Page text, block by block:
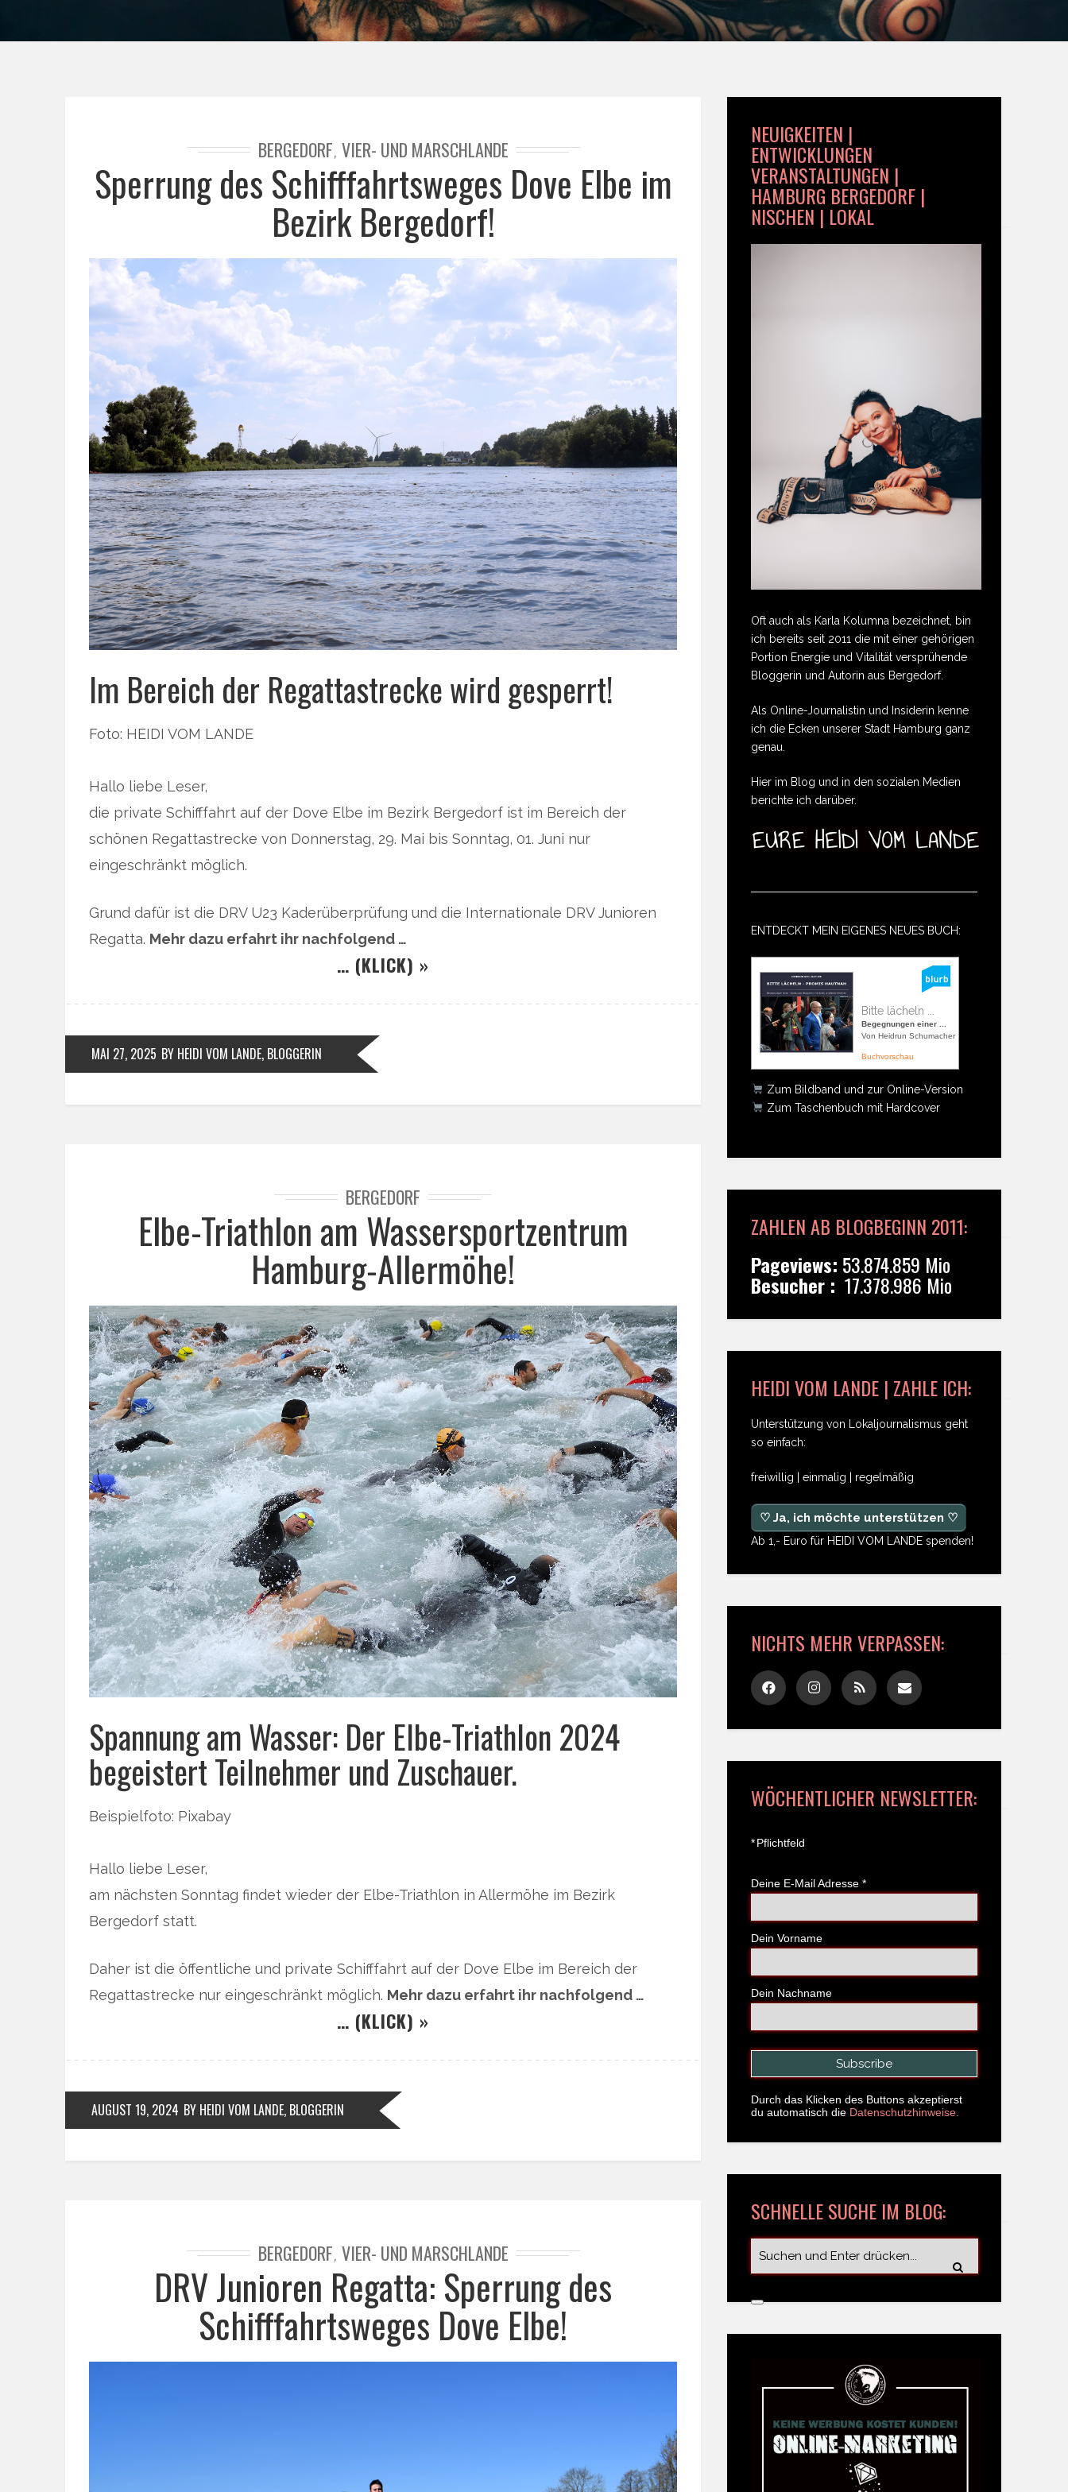
BERGEDORF, VIER- UND MARSCHLANDE
Sperrung des Schifffahrtsweges Dove Elbe im
Bezirk Bergedorf!
Im Bereich der Regattastrecke wird gesperrt!
Foto: HEIDI VOM LANDE
Hallo liebe Leser,
die private Schifffahrt auf der Dove Elbe im Bezirk Bergedorf ist im Bereich der
schönen Regattastrecke von Donnerstag, 29. Mai bis Sonntag, 01. Juni nur
eingeschränkt möglich.
Grund dafür ist die DRV U23 Kaderüberprüfung und die Internationale DRV Junioren
Regatta. Mehr dazu erfahrt ihr nachfolgend …
… (KLICK) »
MAI 27, 2025 BY HEIDI VOM LANDE, BLOGGERIN
BERGEDORF
Elbe-Triathlon am Wassersportzentrum
Hamburg-Allermöhe!
Spannung am Wasser: Der Elbe-Triathlon 2024
begeistert Teilnehmer und Zuschauer.
Beispielfoto: Pixabay
Hallo liebe Leser,
am nächsten Sonntag findet wieder der Elbe-Triathlon in Allermöhe im Bezirk
Bergedorf statt.
Daher ist die öffentliche und private Schifffahrt auf der Dove Elbe im Bereich der
Regattastrecke nur eingeschränkt möglich. Mehr dazu erfahrt ihr nachfolgend …
… (KLICK) »
AUGUST 19, 2024 BY HEIDI VOM LANDE, BLOGGERIN
BERGEDORF, VIER- UND MARSCHLANDE
DRV Junioren Regatta: Sperrung des
Schifffahrtsweges Dove Elbe!
NEUIGKEITEN |
ENTWICKLUNGEN
VERANSTALTUNGEN |
HAMBURG BERGEDORF |
NISCHEN | LOKAL
Oft auch als Karla Kolumna bezeichnet, bin
ich bereits seit 2011 die mit einer gehörigen
Portion Energie und Vitalität versprühende
Bloggerin und Autorin aus Bergedorf.
Als Online-Journalistin und Insiderin kenne
ich die Ecken unserer Stadt Hamburg ganz
genau.
Hier im Blog und in den sozialen Medien
berichte ich darüber.
ENTDECKT MEIN EIGENES NEUES BUCH:
Bitte lächeln ...
Begegnungen einer ...
Von Heidrun Schumacher
Buchvorschau
Zum Bildband und zur Online-Version
Zum Taschenbuch mit Hardcover
ZAHLEN AB BLOGBEGINN 2011:
Pageviews: 53.874.859 Mio
Besucher : 17.378.986 Mio
HEIDI VOM LANDE | ZAHLE ICH:
Unterstützung von Lokaljournalismus geht
so einfach:
freiwillig | einmalig | regelmäßig
♡ Ja, ich möchte unterstützen ♡
Ab 1,- Euro für HEIDI VOM LANDE spenden!
NICHTS MEHR VERPASSEN:
WÖCHENTLICHER NEWSLETTER:
*Pflichtfeld
Deine E-Mail Adresse *
Dein Vorname
Dein Nachname
Durch das Klicken des Buttons akzeptierst
du automatisch die Datenschutzhinweise.
SCHNELLE SUCHE IM BLOG: